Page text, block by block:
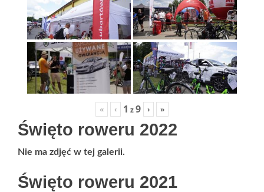
« ‹ 1 z9 › »
Święto roweru 2022
Nie ma zdjęć w tej galerii.
Święto roweru 2021